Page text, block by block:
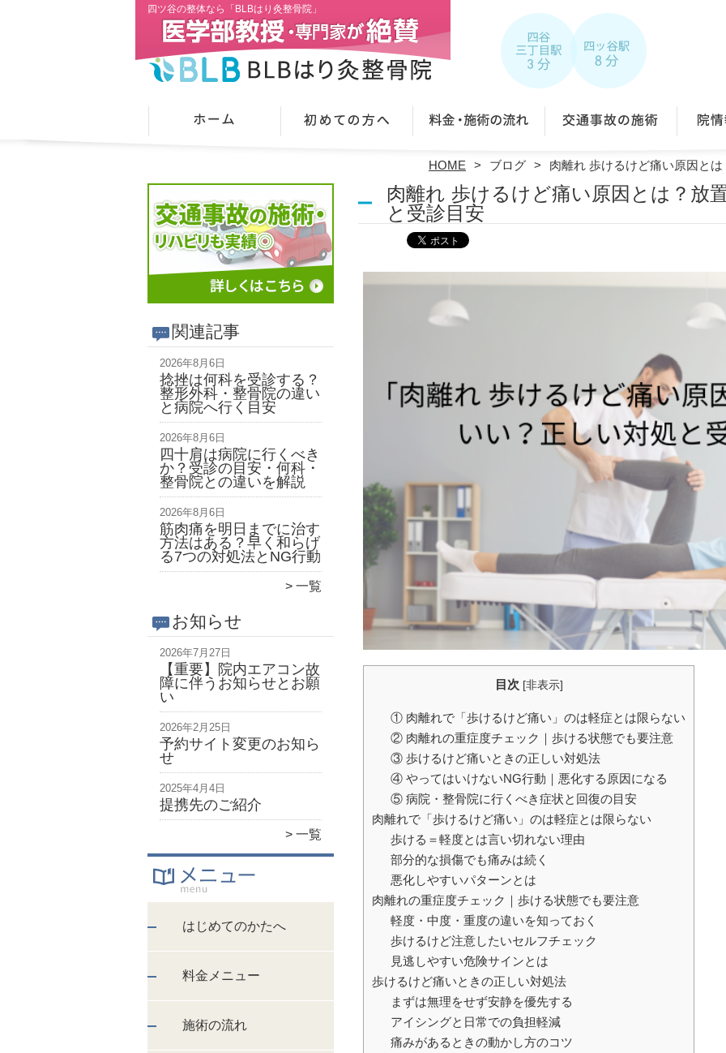
四ツ谷の整体なら「BLBはり灸整骨院」
HOME ブログ 肉離れ 歩けるけど痛い原因と
関連記事
2026年8月6日
捻挫は何科を受診する？
整形外科・整骨院の違い
と病院へ行く目安
2026年8月6日
四十肩は病院に行くべき
か？受診の目安・何科・
整骨院との違いを解説
2026年8月6日
筋肉痛を明日までに治す
方法はある？早く和らげ
る7つの対処法とNG行動
一覧
お知らせ
2026年7月27日
【重要】院内エアコン故
障に伴うお知らせとお願
い
2026年2月25日
予約サイト変更のお知ら
せ
2025年4月4日
提携先のご紹介
一覧
はじめてのかたへ
料金メニュー
施術の流れ
肉離れ 歩けるけど痛い原因とは？放
と受診目安
目次 [非表示]
① 肉離れで「歩けるけど痛い」のは軽症とは限らない
② 肉離れの重症度チェック｜歩ける状態でも要注意
③ 歩けるけど痛いときの正しい対処法
④ やってはいけないNG行動｜悪化する原因になる
⑤ 病院・整骨院に行くべき症状と回復の目安
肉離れで「歩けるけど痛い」のは軽症とは限らない
歩ける＝軽度とは言い切れない理由
部分的な損傷でも痛みは続く
悪化しやすいパターンとは
肉離れの重症度チェック｜歩ける状態でも要注意
軽度・中度・重度の違いを知っておく
歩けるけど注意したいセルフチェック
見逃しやすい危険サインとは
歩けるけど痛いときの正しい対処法
まずは無理をせず安静を優先する
アイシングと日常での負担軽減
痛みがあるときの動かし方のコツ